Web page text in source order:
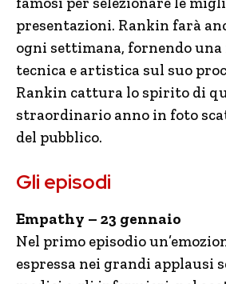
presentazioni. Rankin farà
ogni settimana, fornendo una
tecnica e artistica sul suo
Rankin cattura lo spirito di
straordinario anno in foto
del pubblico.
Gli episodi
Empathy – 23 gennaio
Nel primo episodio
espressa nei grandi applausi